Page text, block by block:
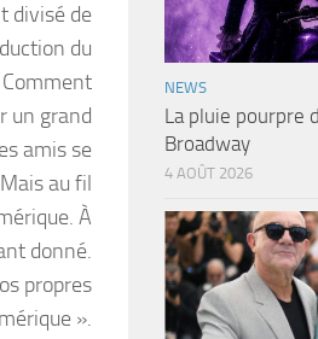
divisé de
du
un grand
amis se
au fil
À
donné.
propres
».
NEWS
La pluie pourpre
Broadway
4 AOÛT 2026